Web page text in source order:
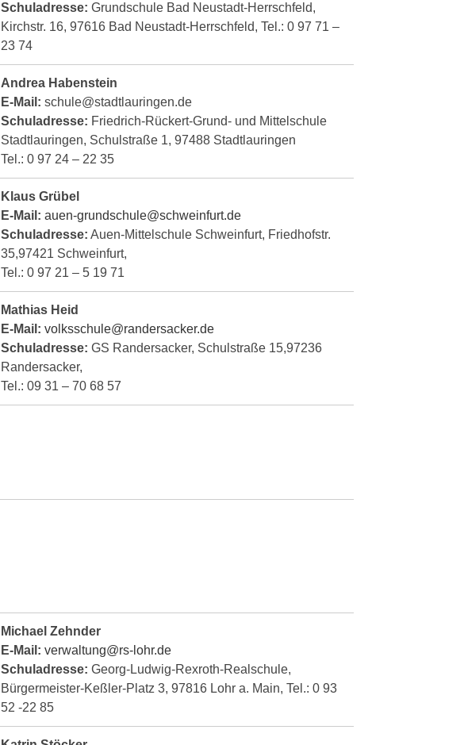
Schuladresse: Grundschule Bad Neustadt-Herrschfeld,
Kirchstr. 16, 97616 Bad Neustadt-Herrschfeld, Tel.: 0 97 71 –
23 74
Andrea Habenstein
E-Mail: schule@stadtlauringen.de
Schuladresse: Friedrich-Rückert-Grund- und Mittelschule
Stadtlauringen, Schulstraße 1, 97488 Stadtlauringen
Tel.: 0 97 24 – 22 35
Klaus Grübel
E-Mail: auen-grundschule@schweinfurt.de
Schuladresse: Auen-Mittelschule Schweinfurt, Friedhofstr.
35,97421 Schweinfurt,
Tel.: 0 97 21 – 5 19 71
Mathias Heid
E-Mail: volksschule@randersacker.de
Schuladresse: GS Randersacker, Schulstraße 15,97236
Randersacker,
Tel.: 09 31 – 70 68 57
Michael Zehnder
E-Mail: verwaltung@rs-lohr.de
Schuladresse: Georg-Ludwig-Rexroth-Realschule,
Bürgermeister-Keßler-Platz 3, 97816 Lohr a. Main, Tel.: 0 93
52 -22 85